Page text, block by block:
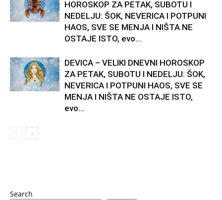
HOROSKOP ZA PETAK, SUBOTU I
NEDELJU: ŠOK, NEVERICA I POTPUNI
HAOS, SVE SE MENJA I NIŠTA NE
OSTAJE ISTO, evo...
DEVICA – VELIKI DNEVNI HOROSKOP
ZA PETAK, SUBOTU I NEDELJU: ŠOK,
NEVERICA I POTPUNI HAOS, SVE SE
MENJA I NIŠTA NE OSTAJE ISTO,
evo...
Search